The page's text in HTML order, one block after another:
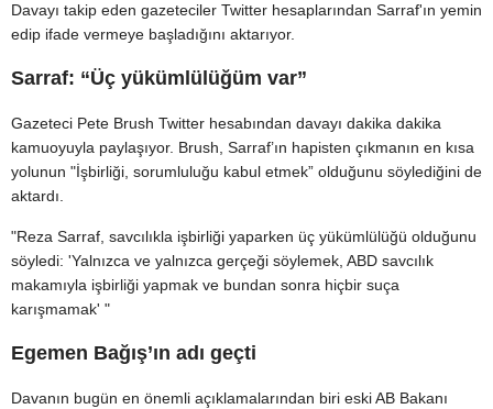
Davayı takip eden gazeteciler Twitter hesaplarından Sarraf'ın yemin
edip ifade vermeye başladığını aktarıyor.
Sarraf: “Üç yükümlülüğüm var”
Gazeteci Pete Brush Twitter hesabından davayı dakika dakika
kamuoyuyla paylaşıyor. Brush, Sarraf’ın hapisten çıkmanın en kısa
yolunun "İşbirliği, sorumluluğu kabul etmek” olduğunu söylediğini de
aktardı.
"Reza Sarraf, savcılıkla işbirliği yaparken üç yükümlülüğü olduğunu
söyledi: 'Yalnızca ve yalnızca gerçeği söylemek, ABD savcılık
makamıyla işbirliği yapmak ve bundan sonra hiçbir suça
karışmamak' "
Egemen Bağış’ın adı geçti
Davanın bugün en önemli açıklamalarından biri eski AB Bakanı